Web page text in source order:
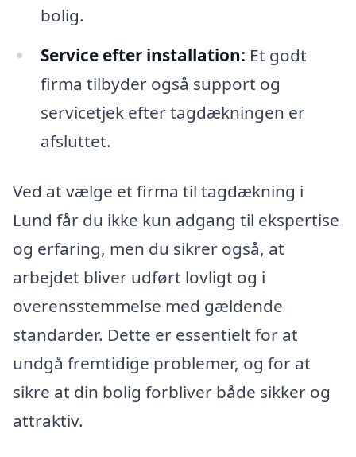
bolig.
Service efter installation: Et godt
firma tilbyder også support og
servicetjek efter tagdækningen er
afsluttet.
Ved at vælge et firma til tagdækning i
Lund får du ikke kun adgang til ekspertise
og erfaring, men du sikrer også, at
arbejdet bliver udført lovligt og i
overensstemmelse med gældende
standarder. Dette er essentielt for at
undgå fremtidige problemer, og for at
sikre at din bolig forbliver både sikker og
attraktiv.